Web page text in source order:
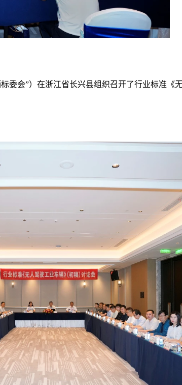
委会”）在浙江省长兴县组织召开了行业标准